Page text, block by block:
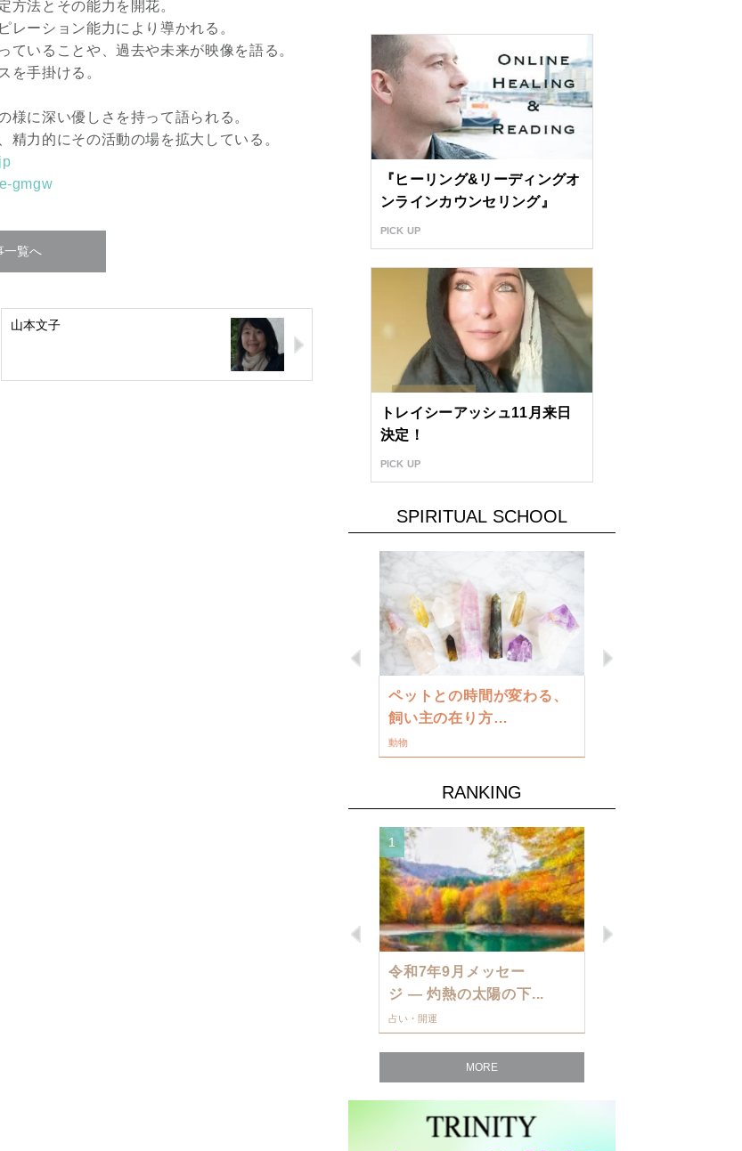
方法とその能力を開花。
レーション能力により導かれる。
いることや、過去や未来が映像を語る。
を手掛ける。
様に深い優しさを持って語られる。
精力的にその活動の場を拡大している。
gmgw
一覧へ
山本文子
『ヒーリング&リーディングオ
ンラインカウンセリング』
PICK UP
トレイシーアッシュ11月来日
決定！
PICK UP
SPIRITUAL SCHOOL
Previous
ペットとの時間が変わる、
飼い主の在り方…
動物
RANKING
Previous
1
令和7年9月メッセー
ジ — 灼熱の太陽の下...
占い・開運
MORE